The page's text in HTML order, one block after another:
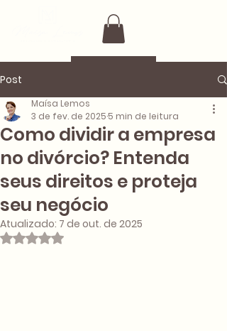
Post
Como dividir a empresa
no divórcio? Entenda
seus direitos e proteja
seu negócio
Maísa Lemos
3 de fev. de 2025 5 min de leitura
Atualizado: 7 de out. de 2025
Avaliado com NaN de 5 estrelas.